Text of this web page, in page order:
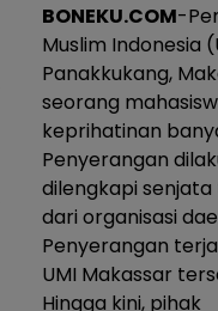
BONEKU.COM-
Muslim Indonesia
Panakkukang,
seorang
keprihatinan
Penyerangan
dilengkapi
dari organisasi
Penyerangan
UMI Makassar
Hingga kini, pihak